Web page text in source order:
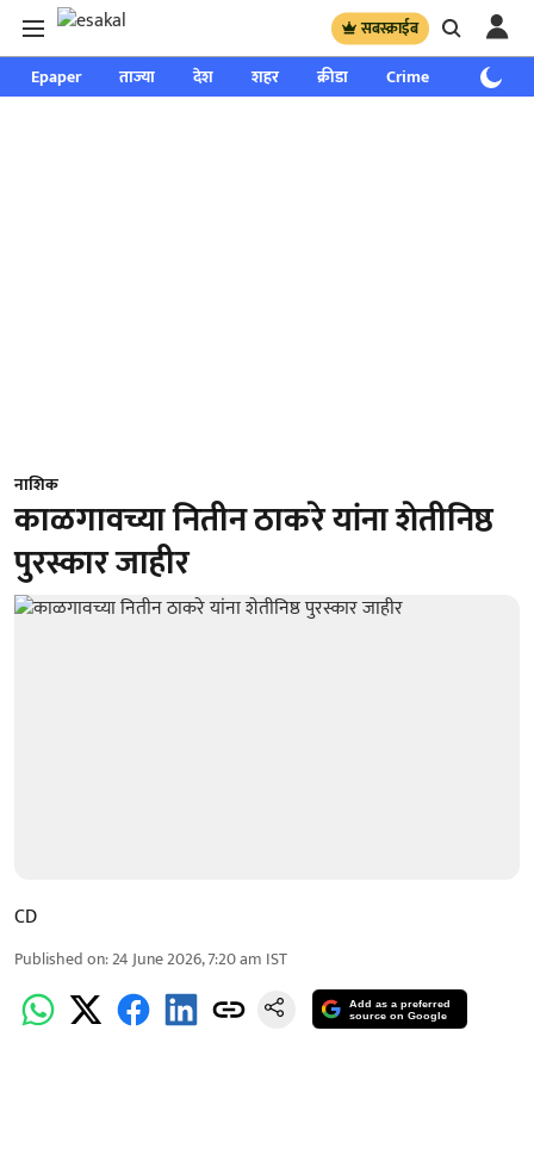
सबस्क्राईब
Epaper ताज्या देश शहर क्रीडा Crime साप्ताहिक
नाशिक
काळगावच्या नितीन ठाकरे यांना शेतीनिष्ठ
पुरस्कार जाहीर
CD
Published on:24 June 2026, 7:20 am IST
Add as a preferred
source on Google